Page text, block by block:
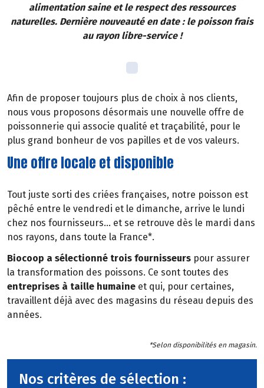
alimentation saine et le respect des ressources
naturelles. Dernière nouveauté en date : le poisson frais
au rayon libre-service !
Afin de proposer toujours plus de choix à nos clients,
nous vous proposons désormais une nouvelle offre de
poissonnerie qui associe qualité et traçabilité, pour le
plus grand bonheur de vos papilles et de vos valeurs.
Une offre locale et disponible
Tout juste sorti des criées françaises, notre poisson est
pêché entre le vendredi et le dimanche, arrive le lundi
chez nos fournisseurs… et se retrouve dès le mardi dans
nos rayons, dans toute la France*.
Biocoop a sélectionné trois fournisseurs pour assurer
la transformation des poissons. Ce sont toutes des
entreprises à taille humaine et qui, pour certaines,
travaillent déjà avec des magasins du réseau depuis des
années.
*Selon disponibilités en magasin.
Nos critères de sélection :